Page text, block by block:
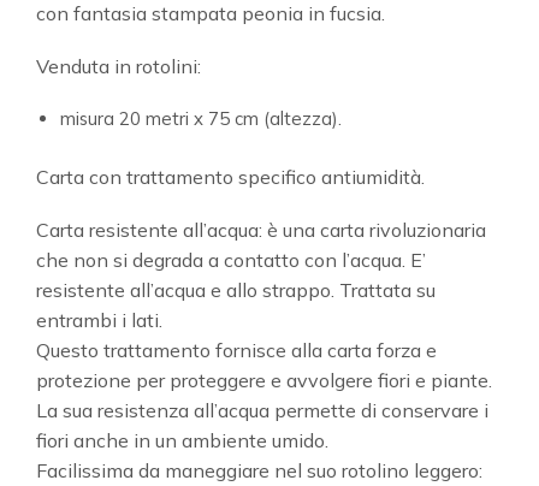
con fantasia stampata peonia in fucsia.
Venduta in rotolini:
misura 20 metri x 75 cm (altezza).
Carta con trattamento specifico antiumidità.
Carta resistente all’acqua: è una carta rivoluzionaria
che non si degrada a contatto con l’acqua. E’
resistente all’acqua e allo strappo. Trattata su
entrambi i lati.
Questo trattamento fornisce alla carta forza e
protezione per proteggere e avvolgere fiori e piante.
La sua resistenza all’acqua permette di conservare i
fiori anche in un ambiente umido.
Facilissima da maneggiare nel suo rotolino leggero: